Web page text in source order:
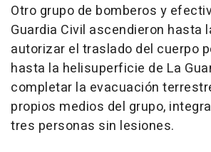
Otro grupo de bomberos y
Guardia Civil ascendieron hasta
autorizar el traslado del cuerpo
hasta la helisuperficie de La
completar la evacuación
propios medios del grupo,
tres personas sin lesiones.